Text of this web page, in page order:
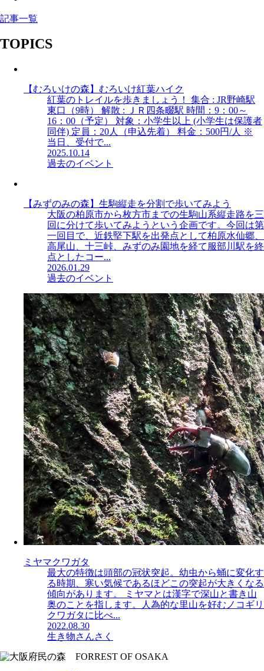
記事一覧
TOPICS
【むろいけの森】むろいけ紅葉ハイク
紅葉のトレイルを歩きましょう！ 集合 : JR野崎駅
東口（9時） 解散 : ＪＲ四条畷駅 時間：9：00～
16：00（予定） 対象：小学生以上 (小学生は保護者
同伴) 定員：20人（申込先着） 料金：500円/人 ※
当日、受付で...
2025.10.14
過去のイベント
【みずのみの森】生駒縦走を分割で歩いてみよう
大阪の柏原市から枚方市までの生駒山系縦走路を三
回に分けて歩いてみようという企画です。今回は第
一回目で、近鉄堅下駅を出発点として柏原水仙郷、
高尾山、十三峠、みずのみ園地を経て服部川駅を終
点としたコー...
2026.01.29
過去のイベント
ミヤマクワガタ
最大の特徴は頭部の冠状突起。幼虫から蛹に変化す
る時期、寒い気候であるほどこの突起が大きくなる
傾向があります。 ミヤマとは漢字で深山と書き山
奥のことを指します。人為的な里山を好むノコギリ
クワガタに比べ...
2022.08.30
生き物さんさく